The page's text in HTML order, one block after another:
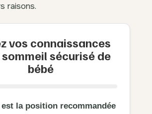
raisons.
vos connaissances
sécurisé de
bébé
est la position recommandée